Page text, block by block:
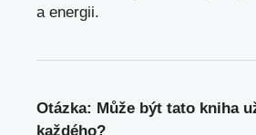
a energii.
Otázka: Může být tato kniha
každého?